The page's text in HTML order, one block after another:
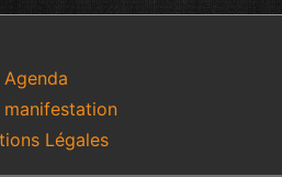
Agenda
manifestation
Légales